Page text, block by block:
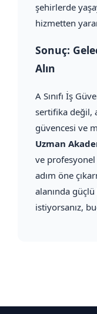
şehirlerde
hizmetten
Sonuç:
Alın
A Sınıfı İş
sertifika değil,
güvencesi ve
Uzman
ve
adım öne
alanında
istiyorsanız,